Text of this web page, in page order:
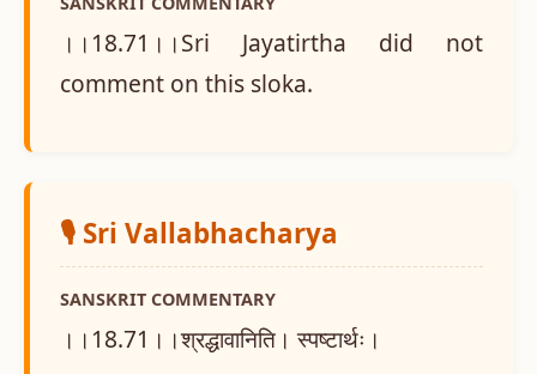
।।18.71।।Sri Jayatirtha did not
comment on this sloka.
🎙️ Sri Vallabhacharya
SANSKRIT COMMENTARY
।।18.71।।श्रद्धावानिति। स्पष्टार्थः।